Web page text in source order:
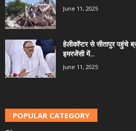
June 11, 2025
हेलीकॉप्टर से सीतापुर पहुंचे
इमरजेंसी में...
June 11, 2025
POPULAR CATEGORY